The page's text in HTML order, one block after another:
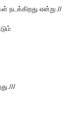
என்று.//